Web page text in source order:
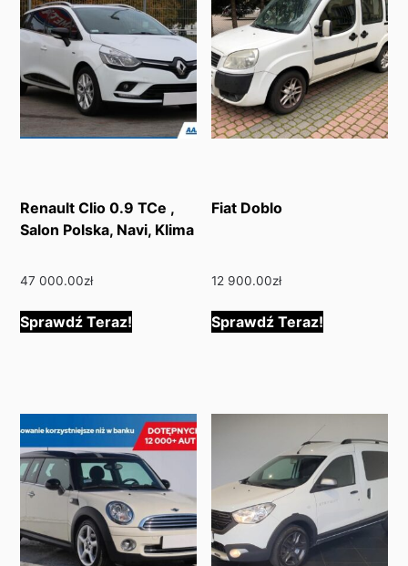
Renault Clio 0.9 TCe ,
Salon Polska, Navi, Klima
47 000.00zł
Sprawdź Teraz!
Fiat Doblo
12 900.00zł
Sprawdź Teraz!